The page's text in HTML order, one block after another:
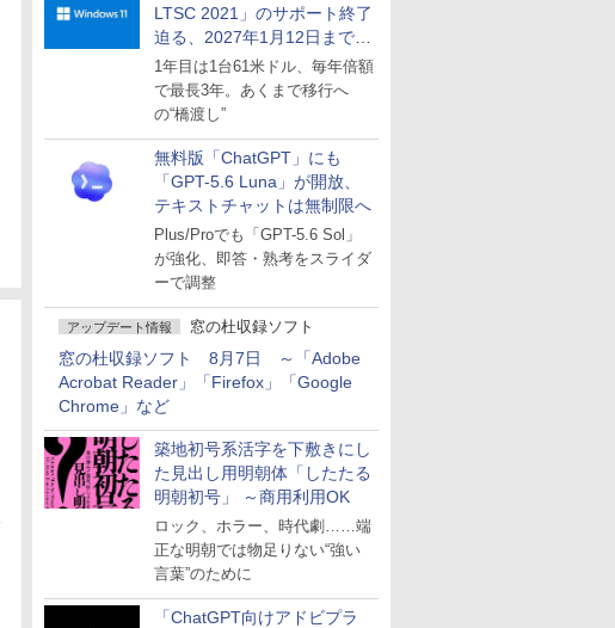
LTSC 2021」のサポート終了
迫る、2027年1月12日まで
～ESUは9月1日から販売
1年目は1台61米ドル、毎年倍額
で最長3年。あくまで移行へ
の“橋渡し”
無料版「ChatGPT」にも
「GPT-5.6 Luna」が開放、
テキストチャットは無制限へ
Plus/Proでも「GPT-5.6 Sol」
が強化、即答・熟考をスライダ
ーで調整
アップデート情報 窓の杜収録ソフト
窓の杜収録ソフト 8月7日 ～「Adobe
Acrobat Reader」「Firefox」「Google
Chrome」など
築地初号系活字を下敷きにし
た見出し用明朝体「したたる
明朝初号」 ～商用利用OK
ロック、ホラー、時代劇……端
正な明朝では物足りない“強い
言葉”のために
「ChatGPT向けアドビプラ